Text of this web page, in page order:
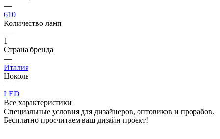
—
610
Количество ламп
—
1
Страна бренда
—
Италия
Цоколь
—
LED
Все характеристики
Специальные условия для дизайнеров, оптовиков и прорабов.
Бесплатно просчитаем ваш дизайн проект!